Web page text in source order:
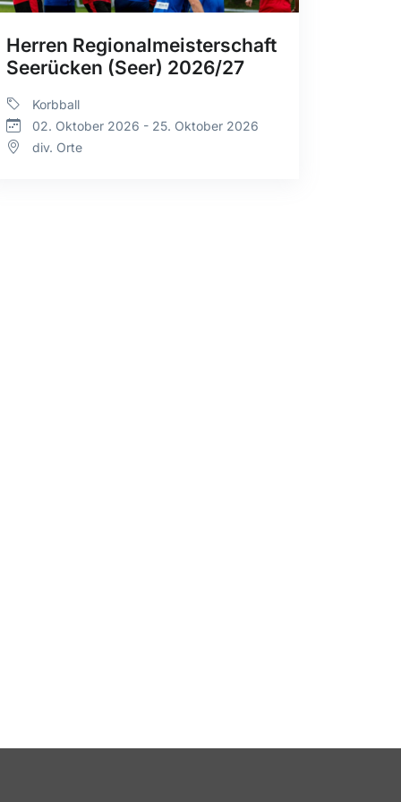
Herren Regionalmeisterschaft
Seerücken (Seer) 2026/27
Korbball
02. Oktober 2026 - 25. Oktober 2026
div. Orte